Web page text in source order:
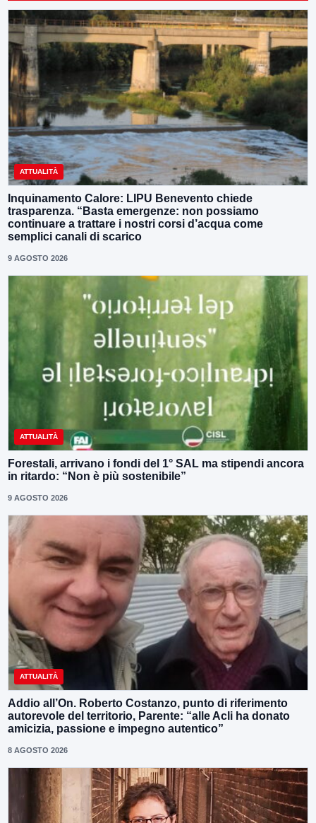
ATTUALITÀ
Inquinamento Calore: LIPU Benevento chiede
trasparenza. “Basta emergenze: non possiamo
continuare a trattare i nostri corsi d’acqua come
semplici canali di scarico
9 AGOSTO 2026
ATTUALITÀ
Forestali, arrivano i fondi del 1° SAL ma stipendi ancora
in ritardo: “Non è più sostenibile”
9 AGOSTO 2026
ATTUALITÀ
Addio all’On. Roberto Costanzo, punto di riferimento
autorevole del territorio, Parente: “alle Acli ha donato
amicizia, passione e impegno autentico”
8 AGOSTO 2026